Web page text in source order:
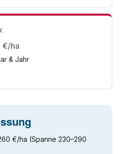
€/ha
& Jahr
€/ha (Spanne 230–290